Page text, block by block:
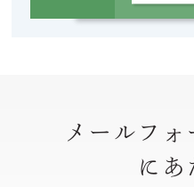
メールフ
にあ